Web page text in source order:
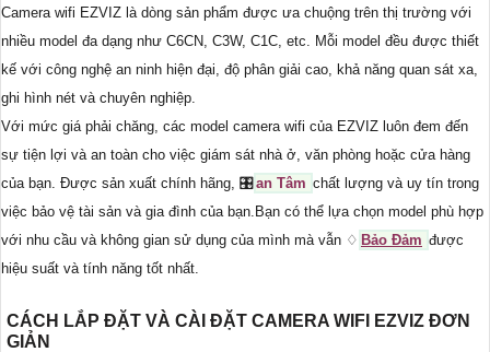
Camera wifi EZVIZ là dòng sản phẩm được ưa chuộng trên thị trường với
nhiều model đa dạng như C6CN, C3W, C1C, etc. Mỗi model đều được thiết
kế với công nghệ an ninh hiện đại, độ phân giải cao, khả năng quan sát xa,
ghi hình nét và chuyên nghiệp.
Với mức giá phải chăng, các model camera wifi của EZVIZ luôn đem đến
sự tiện lợi và an toàn cho việc giám sát nhà ở, văn phòng hoặc cửa hàng
của bạn. Được sản xuất chính hãng, 🎛an Tâm chất lượng và uy tín trong
việc bảo vệ tài sản và gia đình của bạn.Bạn có thể lựa chọn model phù hợp
với nhu cầu và không gian sử dụng của mình mà vẫn ♢ Bảo Đảm được
hiệu suất và tính năng tốt nhất.
CÁCH LẮP ĐẶT VÀ CÀI ĐẶT CAMERA WIFI EZVIZ ĐƠN
GIẢN